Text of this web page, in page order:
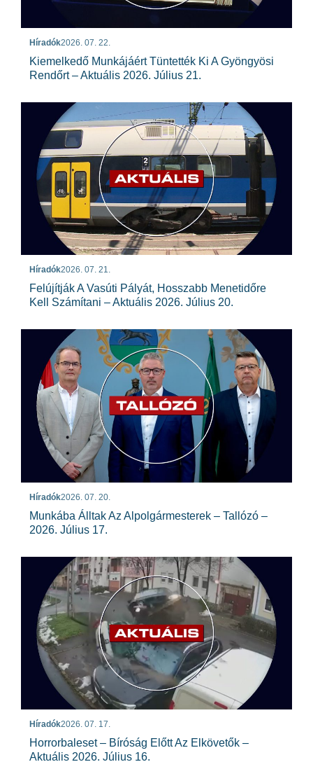
Híradók2026. 07. 22.
Kiemelkedő Munkájáért Tüntették Ki A Gyöngyösi
Rendőrt – Aktuális 2026. Július 21.
Híradók2026. 07. 21.
Felújítják A Vasúti Pályát, Hosszabb Menetidőre
Kell Számítani – Aktuális 2026. Július 20.
Híradók2026. 07. 20.
Munkába Álltak Az Alpolgármesterek – Tallózó –
2026. Július 17.
Híradók2026. 07. 17.
Horrorbaleset – Bíróság Előtt Az Elkövetők –
Aktuális 2026. Július 16.